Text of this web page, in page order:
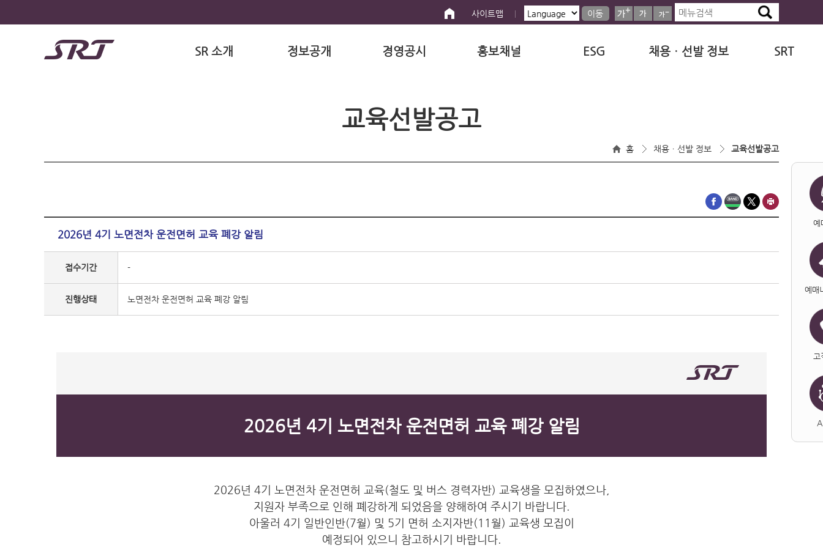
사이트맵 이동
SR 소개 정보공개 경영공시 홍보채널 ESG 채용ㆍ선발 정보 SRT
교육선발공고
홈 채용ㆍ선발 정보 교육선발공고
2026년 4기 노면전차 운전면허 교육 폐강 알림
접수기간 -
진행상태 노면전차 운전면허 교육 폐강 알림
2026년 4기 노면전차 운전면허 교육 폐강 알림
2026년 4기 노면전차 운전면허 교육(철도 및 버스 경력자반) 교육생을 모집하였으나,
지원자 부족으로 인해 폐강하게 되었음을 양해하여 주시기 바랍니다.
아울러 4기 일반인반(7월) 및 5기 면허 소지자반(11월) 교육생 모집이
예정되어 있으니 참고하시기 바랍니다.
예
예매
고